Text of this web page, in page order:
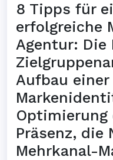
8 Tipps für
erfolgreiche
Agentur: Die
Aufbau
Optimierung
Präsenz, die
Mehrkanal-